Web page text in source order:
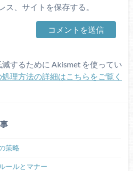
ス、サイトを保存する。
するために Akismet を使ってい
理方法の詳細はこちらをご覧く
策略
ールとマナー